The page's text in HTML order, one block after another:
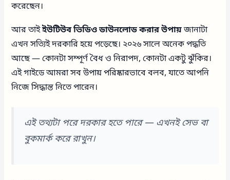
করেছেন।
আর তাইইউটিউব ভিডিও ডাউনলোড করার উপায়জানাটা
এখন সত্যিই দরকারি হয়ে পড়েছে। ২০২৬ সালে অনেক পদ্ধতি
আছে — কোনটা সম্পূর্ণ বৈধ ও নিরাপদ, কোনটা একটু ঝুঁকির।
এই গাইডে আমরা সব উপায় পরিষ্কারভাবে বলব, যাতে আপনি
নিজে সিদ্ধান্ত নিতে পারেন।
এই তথ্যটা পরে দরকার হতে পারে — এখনই সেভ বা
বুকমার্ক করে রাখুন।